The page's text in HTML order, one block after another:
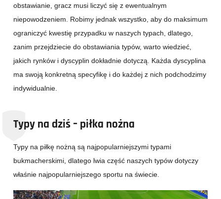
obstawianie, gracz musi liczyć się z ewentualnym
niepowodzeniem. Robimy jednak wszystko, aby do maksimum
ograniczyć kwestię przypadku w naszych typach, dlatego,
zanim przejdziecie do obstawiania typów, warto wiedzieć,
jakich rynków i dyscyplin dokładnie dotyczą. Każda dyscyplina
ma swoją konkretną specyfikę i do każdej z nich podchodzimy
indywidualnie.
Typy na dziś – piłka nożna
Typy na piłkę nożną są najpopularniejszymi typami
bukmacherskimi, dlatego lwia część naszych typów dotyczy
właśnie najpopularniejszego sportu na świecie.